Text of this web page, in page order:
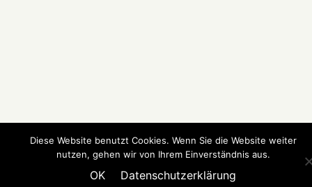
Diese Website benutzt Cookies. Wenn Sie die Website weiter
nutzen, gehen wir von Ihrem Einverständnis aus.
OK Datenschutzerklärung